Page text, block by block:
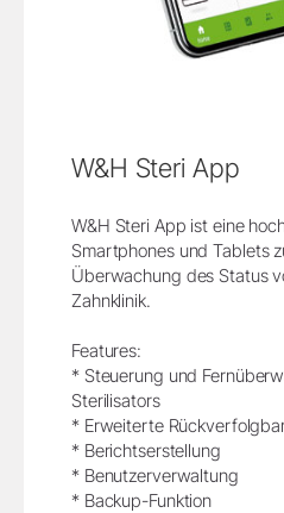
W&H Steri App
W&H Steri App ist eine
Smartphones und Tablets
Überwachung des Status
Zahnklinik.
Features:
* Steuerung und
Sterilisators
* Erweiterte
* Berichtserstellung
* Benutzerverwaltung
* Backup-Funktion